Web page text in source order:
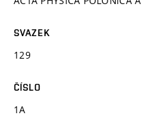
SVAZEK
129
ČÍSLO
1A